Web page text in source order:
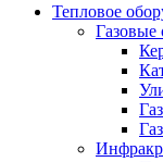
Тепловое
Газовые